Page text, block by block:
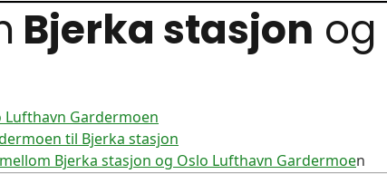
Bjerka stasjon og
Gardermoen
til Bjerka stasjon
Bjerka stasjon og Oslo Lufthavn Gardermoen